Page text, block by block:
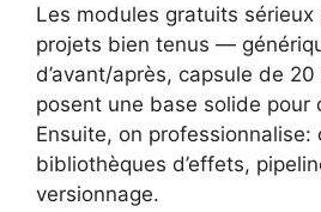
Les modules gratuits
projets bien tenus —
d’avant/après, capsule de
posent une base solide pour
Ensuite, on professionnalise:
bibliothèques d’effets,
versionnage.